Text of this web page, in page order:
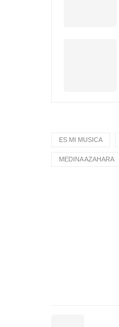
ES MI MUSICA
MEDINA AZAHARA